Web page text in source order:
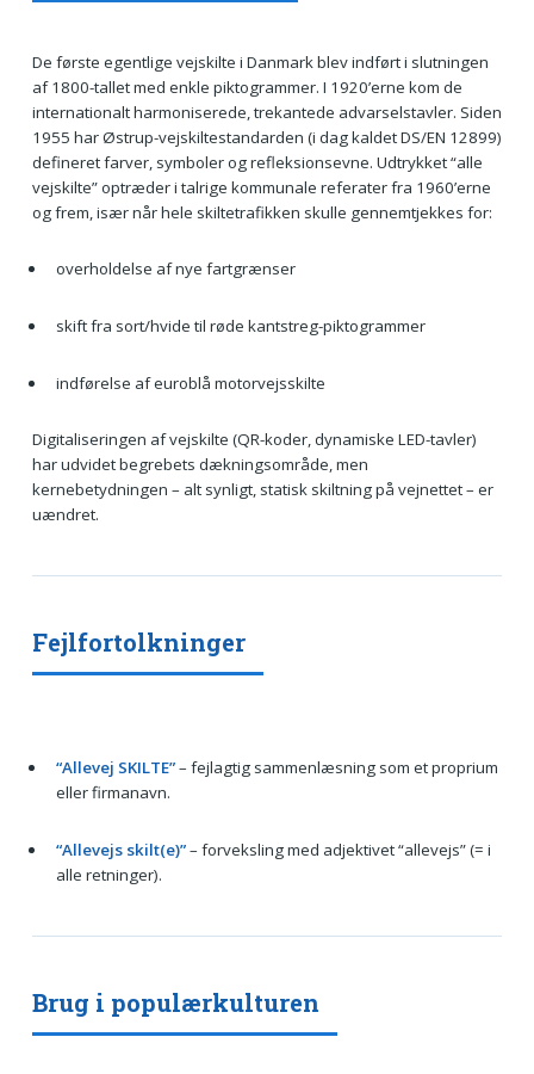
De første egentlige vejskilte i Danmark blev indført i slutningen
af 1800-tallet med enkle piktogrammer. I 1920’erne kom de
internationalt harmoniserede, trekantede advarselstavler. Siden
1955 har Østrup-vejskiltestandarden (i dag kaldet DS/EN 12899)
defineret farver, symboler og refleksionsevne. Udtrykket “alle
vejskilte” optræder i talrige kommunale referater fra 1960’erne
og frem, især når hele skiltetrafikken skulle gennemtjekkes for:
overholdelse af nye fartgrænser
skift fra sort/hvide til røde kantstreg-piktogrammer
indførelse af euroblå motorvejsskilte
Digitaliseringen af vejskilte (QR-koder, dynamiske LED-tavler)
har udvidet begrebets dækningsområde, men
kernebetydningen – alt synligt, statisk skiltning på vejnettet – er
uændret.
Fejlfortolkninger
“Allevej SKILTE”– fejlagtig sammenlæsning som et proprium
eller firmanavn.
“Allevejs skilt(e)”– forveksling med adjektivet “allevejs” (= i
alle retninger).
Brug i populærkulturen